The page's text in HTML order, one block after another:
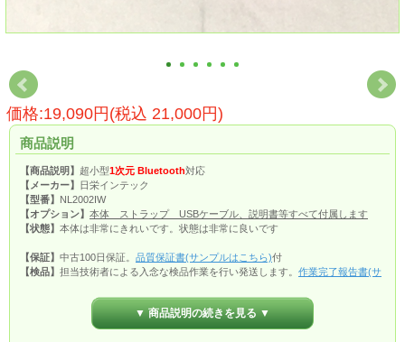
価格:19,090円(税込 21,000円)
商品説明
【商品説明】 超小型1次元 Bluetooth対応
【メーカー】 日栄インテック
【型番】 NL2002IW
【オプション】 本体 ストラップ USBケーブル、説明書等すべて付属します
【状態】 本体は非常にきれいです。状態は非常に良いです
【保証】 中古100日保証。 品質保証書(サンプルはこちら)付
【検品】 担当技術者による入念な検品作業を行い発送します。 作業完了報告書(サ
▼ 商品説明の続きを見る ▼